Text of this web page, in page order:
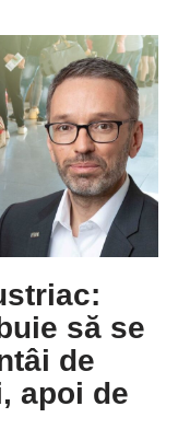
să se
de
apoi de